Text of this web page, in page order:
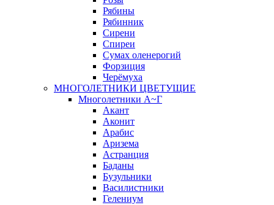
Рябины
Рябинник
Сирени
Спиреи
Сумах оленерогий
Форзиция
Черёмуха
МНОГОЛЕТНИКИ ЦВЕТУЩИЕ
Многолетники А~Г
Акант
Аконит
Арабис
Аризема
Астранция
Баданы
Бузульники
Василистники
Гелениум